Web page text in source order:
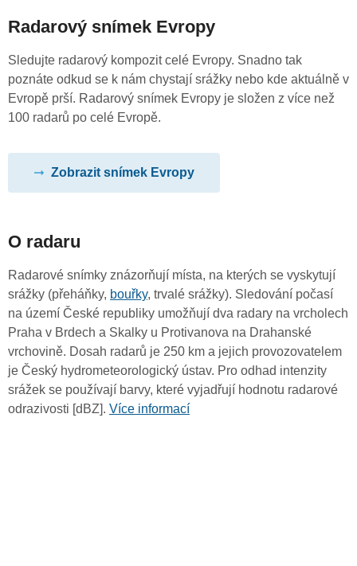
Radarový snímek Evropy
Sledujte radarový kompozit celé Evropy. Snadno tak
poznáte odkud se k nám chystají srážky nebo kde aktuálně v
Evropě prší. Radarový snímek Evropy je složen z více než
100 radarů po celé Evropě.
Zobrazit snímek Evropy
O radaru
Radarové snímky znázorňují místa, na kterých se vyskytují
srážky (přeháňky, bouřky, trvalé srážky). Sledování počasí
na území České republiky umožňují dva radary na vrcholech
Praha v Brdech a Skalky u Protivanova na Drahanské
vrchovině. Dosah radarů je 250 km a jejich provozovatelem
je Český hydrometeorologický ústav. Pro odhad intenzity
srážek se používají barvy, které vyjadřují hodnotu radarové
odrazivosti [dBZ]. Více informací